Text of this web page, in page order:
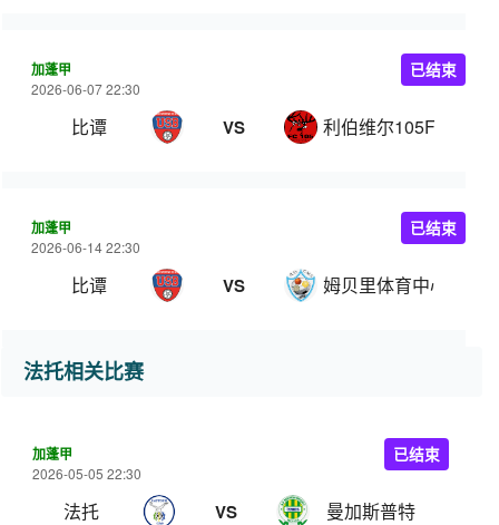
加蓬甲
2026-06-07 22:30
比谭 VS 利伯维尔105FC
已结束
加蓬甲
2026-06-14 22:30
比谭 VS 姆贝里体育中心
已结束
法托相关比赛
加蓬甲
2026-05-05 22:30
法托 VS 曼加斯普特
已结束